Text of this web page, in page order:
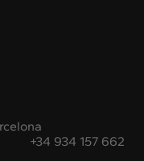
+34 934 157 662